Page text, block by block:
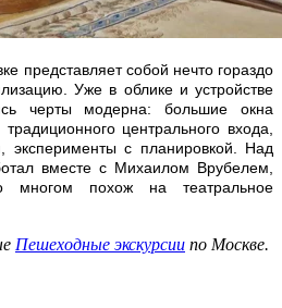
представляет собой нечто гораздо
Уже в облике и устройстве
черты модерна: большие окна
центрального входа,
эксперименты с планировкой. Над
вместе с Михаилом Врубелем,
многом похож на театральное
Пешеходные экскурсии по Москве.